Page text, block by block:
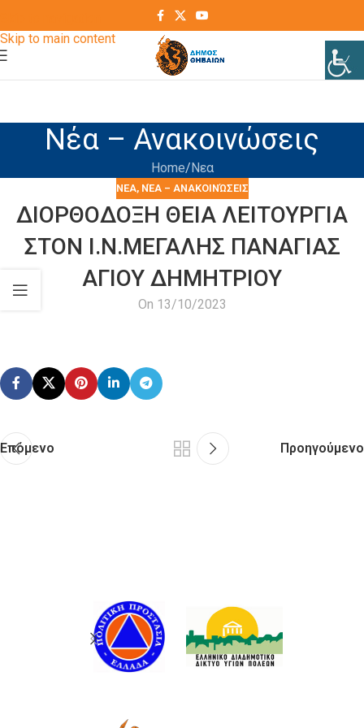
Skip to main content
Νέα – Ανακοινώσεις
Home Νεα
ΝΕΑ, ΝΈΑ – ΑΝΑΚΟΙΝΏΣΕΙΣ
ΔΙΟΡΘΟΔΟΞΗ ΘΕΙΑ ΛΕΙΤΟΥΡΓΙΑ
ΣΤΟΝ Ι.Ν.ΜΕΓΑΛΗΣ ΠΑΝΑΓΙΑΣ
ΑΓΙΟΥ ΔΗΜΗΤΡΙΟΥ
On 13/10/2023
Επόμενο Προηγούμενο